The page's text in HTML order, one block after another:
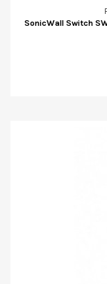
SonicWall Switch